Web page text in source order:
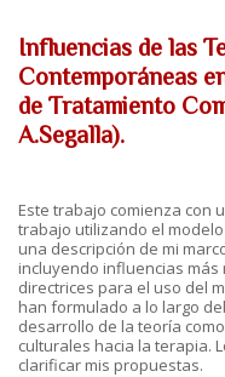
Influencias de las
Contemporáneas
de Tratamiento
A.Segalla).
Este trabajo comienza con
trabajo utilizando el
una descripción de mi
incluyendo influencias
directrices para el uso del
han formulado a lo largo
desarrollo de la teoría
culturales hacia la terapia.
clarificar mis propuestas.